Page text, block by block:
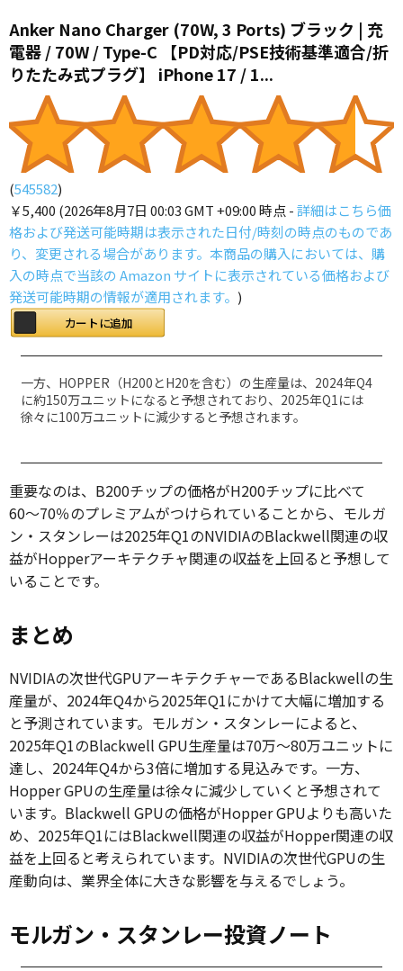
Anker Nano Charger (70W, 3 Ports) ブラック | 充
電器 / 70W / Type-C 【PD対応/PSE技術基準適合/折
りたたみ式プラグ】 iPhone 17 / 1...
(545582)
￥5,400 (2026年8月7日 00:03 GMT +09:00 時点 -詳細はこちら価
格および発送可能時期は表示された日付/時刻の時点のものであ
り、変更される場合があります。本商品の購入においては、購
入の時点で当該の Amazon サイトに表示されている価格および
発送可能時期の情報が適用されます。 )
カートに追加
一方、HOPPER（H200とH20を含む）の生産量は、2024年Q4
に約150万ユニットになると予想されており、2025年Q1には
徐々に100万ユニットに減少すると予想されます。
重要なのは、B200チップの価格がH200チップに比べて
60〜70％のプレミアムがつけられていることから、モルガ
ン・スタンレーは2025年Q1のNVIDIAのBlackwell関連の収
益がHopperアーキテクチャ関連の収益を上回ると予想して
いることです。
まとめ
NVIDIAの次世代GPUアーキテクチャーであるBlackwellの生
産量が、2024年Q4から2025年Q1にかけて大幅に増加する
と予測されています。モルガン・スタンレーによると、
2025年Q1のBlackwell GPU生産量は70万〜80万ユニットに
達し、2024年Q4から3倍に増加する見込みです。一方、
Hopper GPUの生産量は徐々に減少していくと予想されて
います。Blackwell GPUの価格がHopper GPUよりも高いた
め、2025年Q1にはBlackwell関連の収益がHopper関連の収
益を上回ると考えられています。NVIDIAの次世代GPUの生
産動向は、業界全体に大きな影響を与えるでしょう。
モルガン・スタンレー投資ノート